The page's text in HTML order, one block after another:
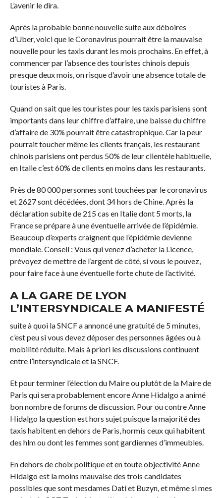
L’avenir le dira.
Après la probable bonne nouvelle suite aux déboires
d’Uber, voici que le Coronavirus pourrait être la mauvaise
nouvelle pour les taxis durant les mois prochains. En effet, à
commencer par l’absence des touristes chinois depuis
presque deux mois, on risque d’avoir une absence totale de
touristes à Paris.
Quand on sait que les touristes pour les taxis parisiens sont
importants dans leur chiffre d’affaire, une baisse du chiffre
d’affaire de 30% pourrait être catastrophique. Car la peur
pourrait toucher même les clients français, les restaurant
chinois parisiens ont perdus 50% de leur clientèle habituelle,
en Italie c’est 60% de clients en moins dans les restaurants.
Près de 80 000 personnes sont touchées par le coronavirus
et 2627 sont décédées, dont 34 hors de Chine. Après la
déclaration subite de 215 cas en Italie dont 5 morts, la
France se prépare à une éventuelle arrivée de l’épidémie.
Beaucoup d’experts craignent que l’épidémie devienne
mondiale. Conseil : Vous qui venez d’acheter la Licence,
prévoyez de mettre de l’argent de côté, si vous le pouvez,
pour faire face à une éventuelle forte chute de l’activité.
A LA GARE DE LYON
L’INTERSYNDICALE A MANIFESTÉ
suite à quoi la SNCF a annoncé une gratuité de 5 minutes,
c’est peu si vous devez déposer des personnes âgées ou à
mobilité réduite. Mais à priori les discussions continuent
entre l’intersyndicale et la SNCF.
Et pour terminer l’élection du Maire ou plutôt de la Maire de
Paris qui sera probablement encore Anne Hidalgo a animé
bon nombre de forums de discussion. Pour ou contre Anne
Hidalgo la question est hors sujet puisque la majorité des
taxis habitent en dehors de Paris, hormis ceux qui habitent
des hlm ou dont les femmes sont gardiennes d’immeubles.
En dehors de choix politique et en toute objectivité Anne
Hidalgo est la moins mauvaise des trois candidates
possibles que sont mesdames Dati et Buzyn, et même si mes